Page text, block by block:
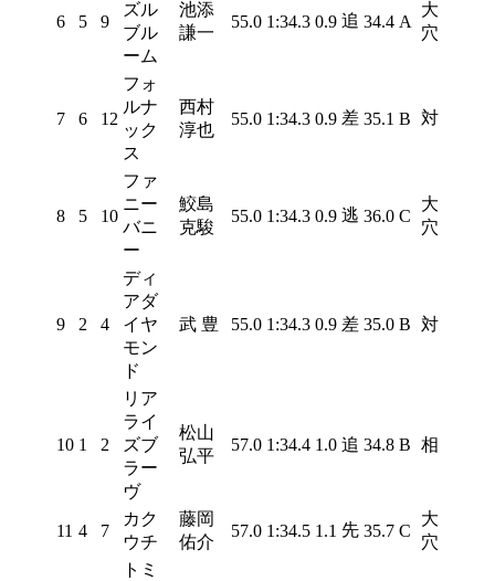
6 5 9
ズル
ブル
ーム
池添
謙一
55.0 1:34.3 0.9 追 34.4 A
大
穴
7 6 12
フォ
ルナ
ック
ス
西村
淳也
55.0 1:34.3 0.9 差 35.1 B 対
8 5 10
ファ
ニー
バニ
ー
鮫島
克駿
55.0 1:34.3 0.9 逃 36.0 C
大
穴
9 2 4
ディ
アダ
イヤ
モン
ド
武 豊 55.0 1:34.3 0.9 差 35.0 B 対
10 1 2
リア
ライ
ズブ
ラー
ヴ
松山
弘平
57.0 1:34.4 1.0 追 34.8 B 相
11 4 7
カク
ウチ
藤岡
佑介
57.0 1:34.5 1.1 先 35.7 C
大
穴
トミ